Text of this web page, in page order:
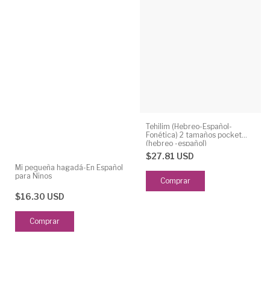
Mi pequeña hagadá-En Español
para Ñinos
$16.30 USD
Tehilim (Hebreo-Español-
Fonética) 2 tamaños pocket
(hebreo -español)
$27.81 USD
Comprar